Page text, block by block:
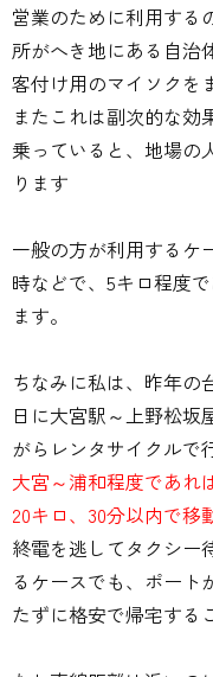
営業のために利用す
所がへき地にある自治
客付け用のマイソクを
またこれは副次的な効
乗っていると、地場の
ります
一般の方が利用するケ
時などで、5キロ程度
ます。
ちなみに私は、昨年の
日に大宮駅～上野松坂
がらレンタサイクルで
大宮～浦和程度であれ
20キロ、30分以内で移
終電を逃してタクシー
るケースでも、ポート
たずに格安で帰宅する